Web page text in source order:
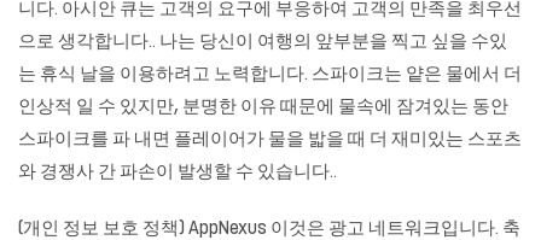
니다. 아시안 큐는 고객의 요구에 부응하여 고객의 만족을 최우선
으로 생각합니다.. 나는 당신이 여행의 앞부분을 찍고 싶을 수있
는 휴식 날을 이용하려고 노력합니다. 스파이크는 얕은 물에서 더
인상적 일 수 있지만, 분명한 이유 때문에 물속에 잠겨있는 동안
스파이크를 파 내면 플레이어가 물을 밟을 때 더 재미있는 스포츠
와 경쟁사 간 파손이 발생할 수 있습니다..
(개인 정보 보호 정책) AppNexus 이것은 광고 네트워크입니다. 축